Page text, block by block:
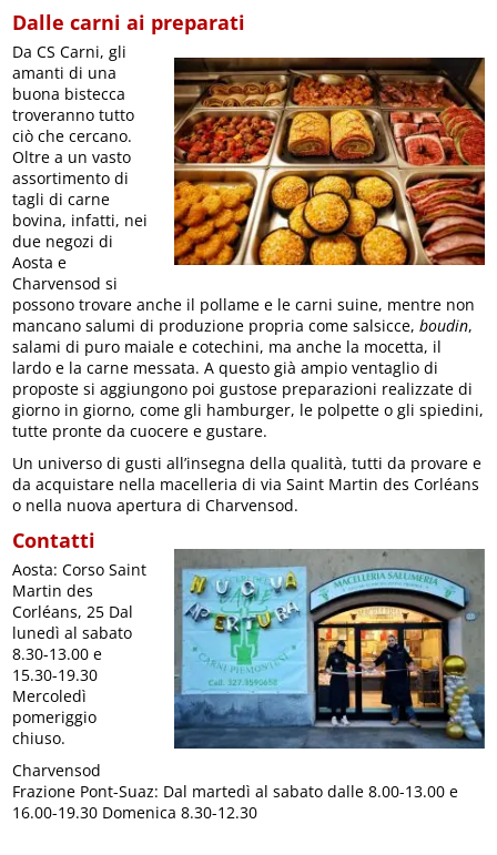
Dalle carni ai preparati
Da CS Carni, gli
amanti di una
buona bistecca
troveranno tutto
ciò che cercano.
Oltre a un vasto
assortimento di
tagli di carne
bovina, infatti, nei
due negozi di
Aosta e
Charvensod si
possono trovare anche il pollame e le carni suine, mentre non
mancano salumi di produzione propria come salsicce,boudin,
salami di puro maiale e cotechini, ma anche la mocetta, il
lardo e la carne messata. A questo già ampio ventaglio di
proposte si aggiungono poi gustose preparazioni realizzate di
giorno in giorno, come gli hamburger, le polpette o gli spiedini,
tutte pronte da cuocere e gustare.
Un universo di gusti all’insegna della qualità, tutti da provare e
da acquistare nella macelleria di via Saint Martin des Corléans
o nella nuova apertura di Charvensod.
Contatti
Aosta: Corso Saint
Martin des
Corléans, 25 Dal
lunedì al sabato
8.30-13.00 e
15.30-19.30
Mercoledì
pomeriggio
chiuso.
Charvensod
Frazione Pont-Suaz: Dal martedì al sabato dalle 8.00-13.00 e
16.00-19.30 Domenica 8.30-12.30